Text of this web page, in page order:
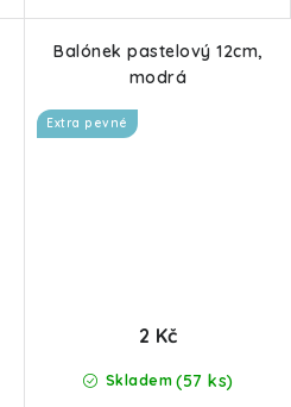
Balónek pastelový 12cm,
modrá
Extra pevné
Skladem (57 ks)
2 Kč